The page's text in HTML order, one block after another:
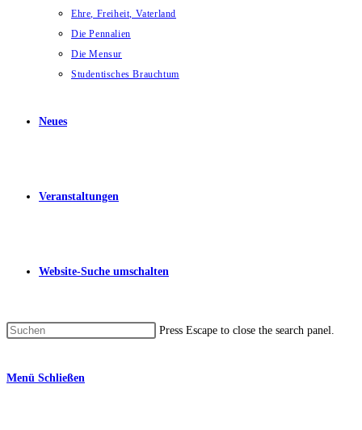
Ehre, Freiheit, Vaterland
Die Pennalien
Die Mensur
Studentisches Brauchtum
Neues
Veranstaltungen
Website-Suche umschalten
Press Escape to close the search panel.
Menü Schließen